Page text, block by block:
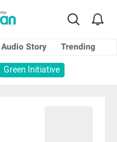
Audio Story
Trending
Green Initiative